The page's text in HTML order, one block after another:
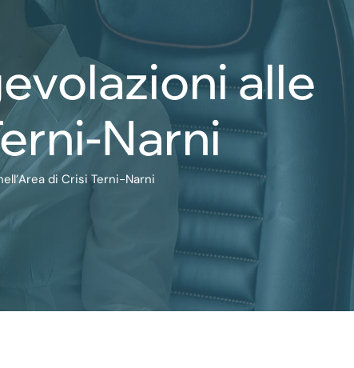
alle
Narni
di Crisi Terni-Narni